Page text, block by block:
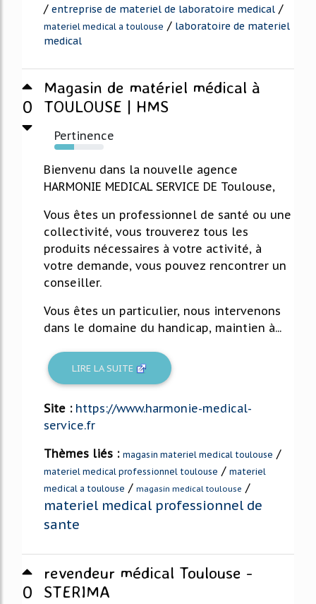
/ entreprise de materiel de laboratoire medical /
materiel medical a toulouse / laboratoire de materiel
medical
0
Magasin de matériel médical à
TOULOUSE | HMS
Pertinence
40%
Bienvenu dans la nouvelle agence
HARMONIE MEDICAL SERVICE DE Toulouse,
Vous êtes un professionnel de santé ou une
collectivité, vous trouverez tous les
produits nécessaires à votre activité, à
votre demande, vous pouvez rencontrer un
conseiller.
Vous êtes un particulier, nous intervenons
dans le domaine du handicap, maintien à...
LIRE LA SUITE
Site : https://www.harmonie-medical-
service.fr
Thèmes liés : magasin materiel medical toulouse /
materiel medical professionnel toulouse / materiel
medical a toulouse / magasin medical toulouse /
materiel medical professionnel de
sante
0
revendeur médical Toulouse -
STERIMA